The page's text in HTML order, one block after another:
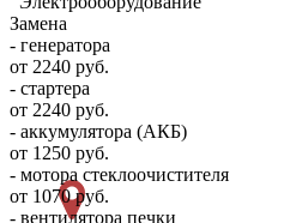
Замена
- генератора
от 2240 руб.
- стартера
от 2240 руб.
- аккумулятора (АКБ)
от 1250 руб.
- мотора стеклоочистителя
от 1070 руб.
- вентилятора печки